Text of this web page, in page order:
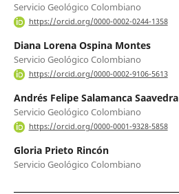
Servicio Geológico Colombiano
https://orcid.org/0000-0002-0244-1358
Diana Lorena Ospina Montes
Servicio Geológico Colombiano
https://orcid.org/0000-0002-9106-5613
Andrés Felipe Salamanca Saavedra
Servicio Geológico Colombiano
https://orcid.org/0000-0001-9328-5858
Gloria Prieto Rincón
Servicio Geológico Colombiano